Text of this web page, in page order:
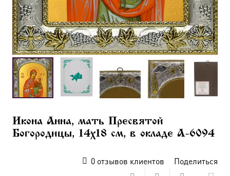
Икона Анна, мать Пресвятой
Богородицы, 14х18 см, в окладе A-6094
0отзывов клиентов Поделиться